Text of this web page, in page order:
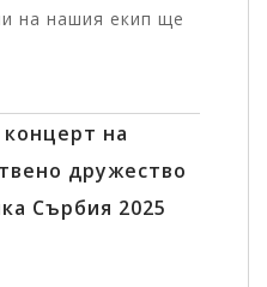
на нашия екип ще
на
дружество
Сърбия 2025